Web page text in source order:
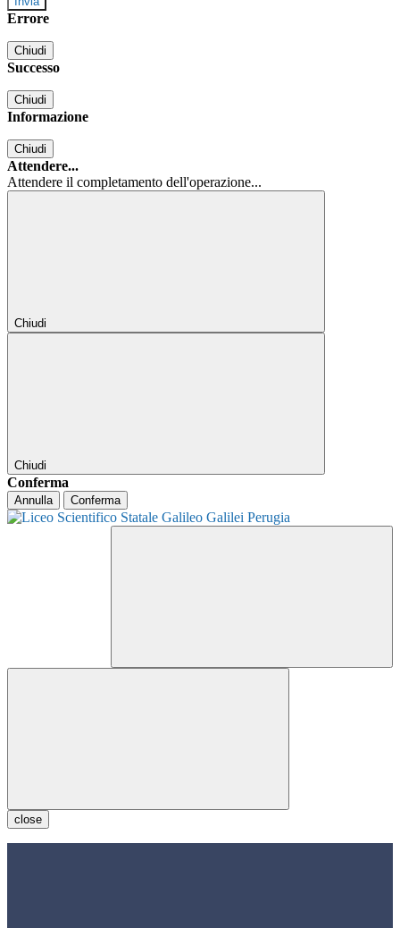
Errore
Chiudi
Successo
Chiudi
Informazione
Chiudi
Attendere...
Attendere il completamento dell'operazione...
Chiudi
Chiudi
Conferma
Annulla Conferma
close